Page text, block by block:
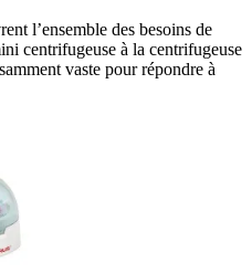
l’ensemble des besoins de
centrifugeuse à la centrifugeuse
vaste pour répondre à